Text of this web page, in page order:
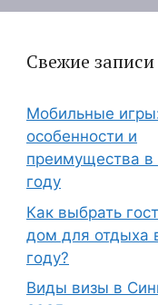
Свежие записи
Мобильные
особенности и
преимущества в
году
Как выбрать
дом для отдыха
году?
Виды визы в